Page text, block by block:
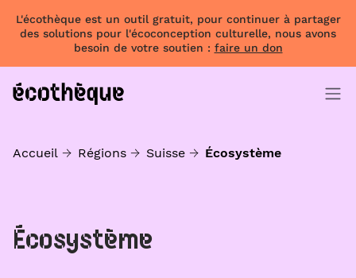
L'écothèque est un outil gratuit, pour continuer à partager
des solutions pour l'écoconception culturelle, nous avons
besoin de votre soutien : faire un don
Accueil Régions Suisse Écosystème
Écosystème